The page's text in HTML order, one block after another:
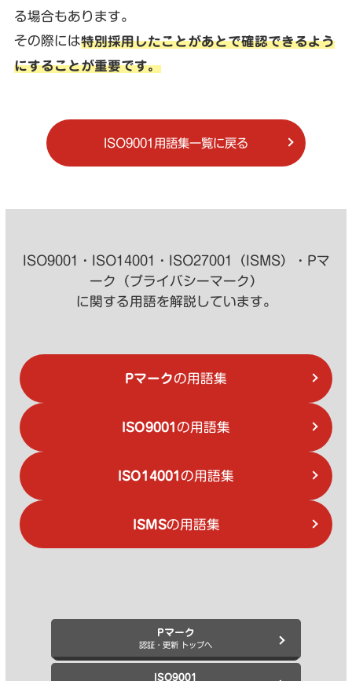
る場合もあります。
その際には特別採用したことがあとで確認できるよう
にすることが重要です。
ISO9001用語集一覧に戻る
ISO9001・ISO14001・ISO27001（ISMS）・Pマ
ーク（プライバシーマーク）
に関する用語を解説しています。
Pマークの用語集
ISO9001 の用語集
ISO14001 の用語集
ISMSの用語集
Pマーク
認証・更新 トップへ
ISO9001